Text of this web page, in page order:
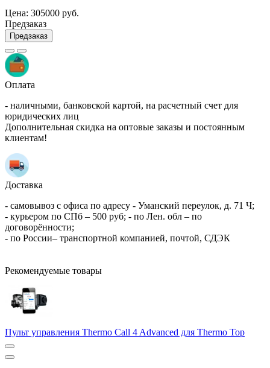
Цена: 305000 руб.
Предзаказ
Предзаказ
Оплата
- наличными, банковской картой, на расчетный счет для
юридических лиц
Дополнительная скидка на оптовые заказы и постоянным
клиентам!
Доставка
- самовывоз с офиса по адресу - Уманский переулок, д. 71 Ч;
- курьером по СПб – 500 руб; - по Лен. обл – по
договорённости;
- по России– транспортной компанией, почтой, СДЭК
Рекомендуемые товары
Пульт управления Thermo Call 4 Advanced для Thermo Top